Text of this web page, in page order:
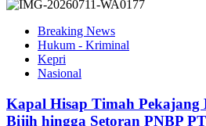
Breaking News
Hukum - Kriminal
Kepri
Nasional
Kapal Hisap Timah Pekajang
Bijih hingga Setoran PNBP